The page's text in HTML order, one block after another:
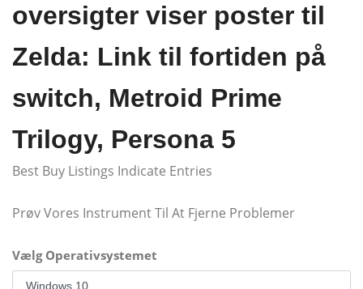
oversigter viser poster til
Zelda: Link til fortiden på
switch, Metroid Prime
Trilogy, Persona 5
Best Buy Listings Indicate Entries
Prøv Vores Instrument Til At Fjerne Problemer
Vælg Operativsystemet